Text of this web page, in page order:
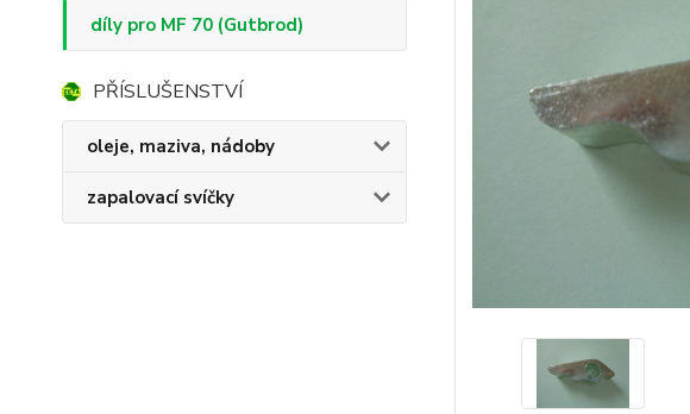
díly pro MF 70 (Gutbrod)
PŘÍSLUŠENSTVÍ
oleje, maziva, nádoby
zapalovací svíčky